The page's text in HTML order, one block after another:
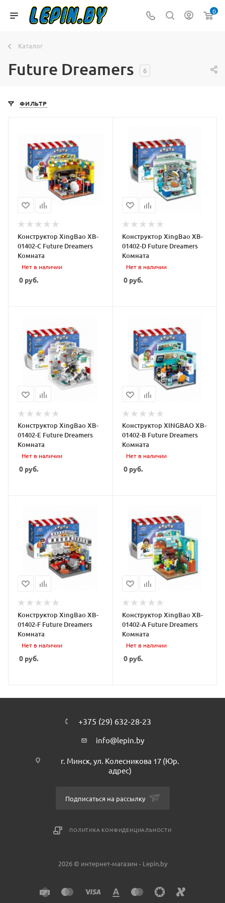
0
Каталог
Future Dreamers 6
ФИЛЬТР
Конструктор XingBao XB-
01402-C Future Dreamers
Комната
Нет в наличии
0 руб.
Конструктор XingBao XB-
01402-D Future Dreamers
Комната
Нет в наличии
0руб.
Конструктор XingBao XB-
01402-E Future Dreamers
Комната
Нет в наличии
0 руб.
Конструктор XINGBAO XB-
01402-B Future Dreamers
Комната
Нет в наличии
0руб.
Конструктор XingBao XB-
01402-F Future Dreamers
Комната
Нет в наличии
0 руб.
Конструктор XingBao XB-
01402-A Future Dreamers
Комната
Нет в наличии
0руб.
+375 (29) 632-28-23
info@lepin.by
г. Минск, ул. Колесникова 17 (Юр.
адрес)
Подписаться на рассылку
ПОЛИТИКА КОНФИДЕНЦИАЛЬНОСТИ
2026 © интернет-магазин - Lepin.by